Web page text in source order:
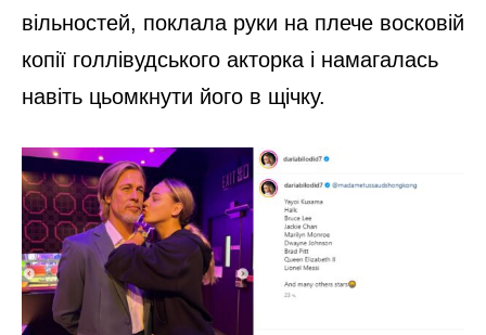
вільностей, поклала руки на плече восковій
копії голлівудського акторка і намагалась
навіть цьомкнути його в щічку.